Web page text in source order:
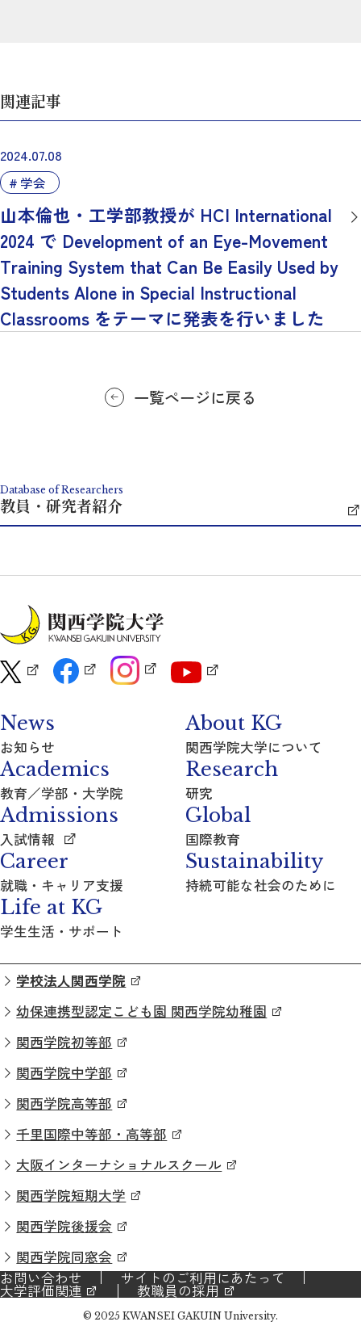
関連記事
2024.07.08
学会
山本倫也・工学部教授が HCI International
2024 で Development of an Eye-Movement
Training System that Can Be Easily Used by
Students Alone in Special Instructional
Classrooms をテーマに発表を行いました
一覧ページに戻る
Database of Researchers
教員・研究者紹介
News
お知らせ
About KG
関西学院大学について
Academics
教育／学部・大学院
Research
研究
Admissions
入試情報
Global
国際教育
Career
就職・キャリア支援
Sustainability
持続可能な社会のために
Life at KG
学生生活・サポート
学校法人関西学院
幼保連携型認定こども園 関西学院幼稚園
関西学院初等部
関西学院中学部
関西学院高等部
千里国際中等部・高等部
大阪インターナショナルスクール
関西学院短期大学
関西学院後援会
関西学院同窓会
お問い合わせ
サイトのご利用にあたって
大学評価関連 教職員の採用
© 2025 KWANSEI GAKUIN University.